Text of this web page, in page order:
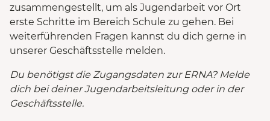
zusammengestellt, um als Jugendarbeit vor Ort
erste Schritte im Bereich Schule zu gehen. Bei
weiterführenden Fragen kannst du dich gerne in
unserer Geschäftsstelle melden.
Du benötigst die Zugangsdaten zur ERNA? Melde
dich bei deiner Jugendarbeitsleitung oder in der
Geschäftsstelle.